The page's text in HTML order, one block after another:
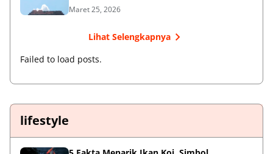
Maret 25, 2026
Lihat Selengkapnya
Failed to load posts.
lifestyle